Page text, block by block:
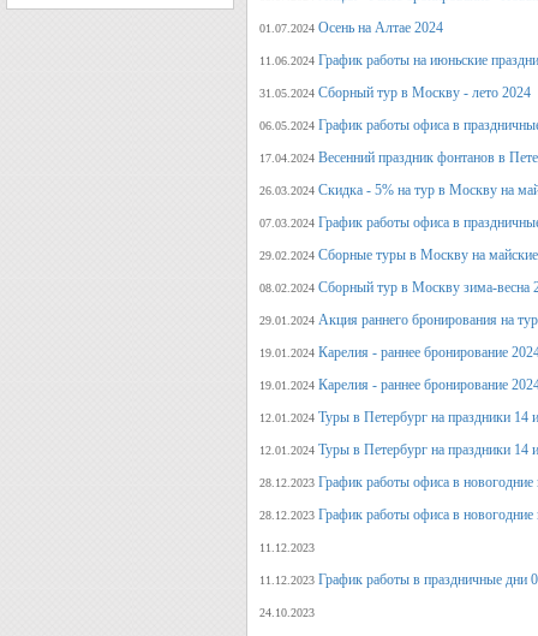
01.07.2024 Осень на Алтае 2024
11.06.2024 График работы на июньские
31.05.2024 Сборный тур в Москву - лето 2024
06.05.2024 График работы офиса в
17.04.2024 Весенний праздник фонтанов в
26.03.2024 Скидка - 5% на тур в Москву на
07.03.2024 График работы офиса в
29.02.2024 Сборные туры в Москву на
08.02.2024 Сборный тур в Москву зима-весна
29.01.2024 Акция раннего бронирования на
19.01.2024 Карелия - раннее бронирование
19.01.2024 Карелия - раннее бронирование
12.01.2024 Туры в Петербург на праздники 14
12.01.2024 Туры в Петербург на праздники 14
28.12.2023 График работы офиса в новогодние
28.12.2023 График работы офиса в новогодние
11.12.2023
11.12.2023 График работы в праздничные дни
24.10.2023